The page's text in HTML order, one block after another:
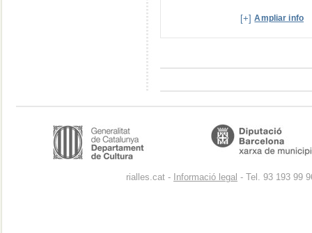
[+]Ampliar info
rialles.cat - Informació legal - Tel. 93 193 99